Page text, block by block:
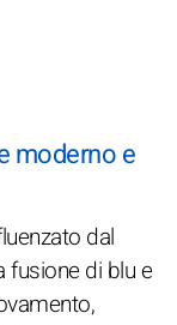
moderno e
dal
fusione di blu e